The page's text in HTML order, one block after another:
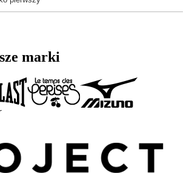
marki